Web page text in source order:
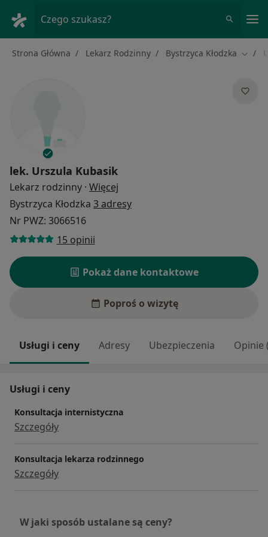
Czego szukasz?
Strona Główna Lekarz Rodzinny Bystrzyca Kłodzka
lek. Urszula Kubasik
Lekarz rodzinny · Więcej
Bystrzyca Kłodzka 3 adresy
Nr PWZ: 3066516
15 opinii
Pokaż dane kontaktowe
Poproś o wizytę
Usługi i ceny Adresy Ubezpieczenia Opinie
Usługi i ceny
Konsultacja internistyczna
Szczegóły
Konsultacja lekarza rodzinnego
Szczegóły
W jaki sposób ustalane są ceny?